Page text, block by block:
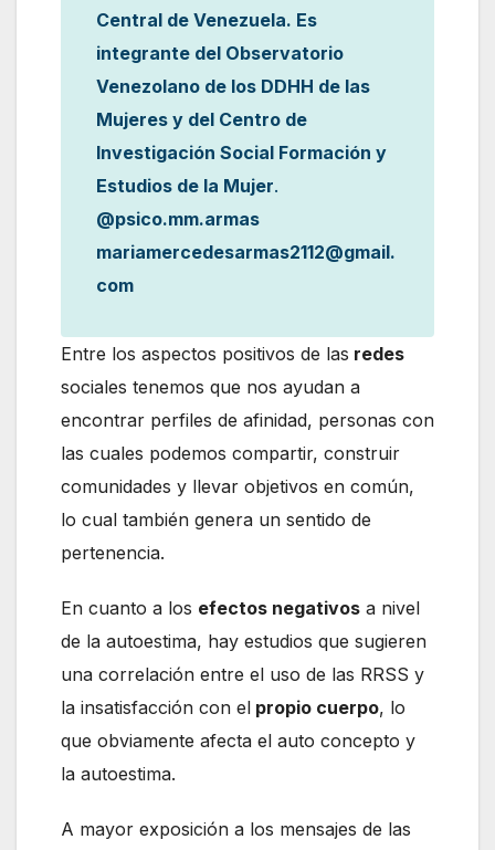
Central de Venezuela. Es
integrante del Observatorio
Venezolano de los DDHH de las
Mujeres y del Centro de
Investigación Social Formación y
Estudios de la Mujer.
@psico.mm.armas
mariamercedesarmas2112@gmail.
com
Entre los aspectos positivos de las redes
sociales tenemos que nos ayudan a
encontrar perfiles de afinidad, personas con
las cuales podemos compartir, construir
comunidades y llevar objetivos en común,
lo cual también genera un sentido de
pertenencia.
En cuanto a los efectos negativos a nivel
de la autoestima, hay estudios que sugieren
una correlación entre el uso de las RRSS y
la insatisfacción con el propio cuerpo, lo
que obviamente afecta el auto concepto y
la autoestima.
A mayor exposición a los mensajes de las